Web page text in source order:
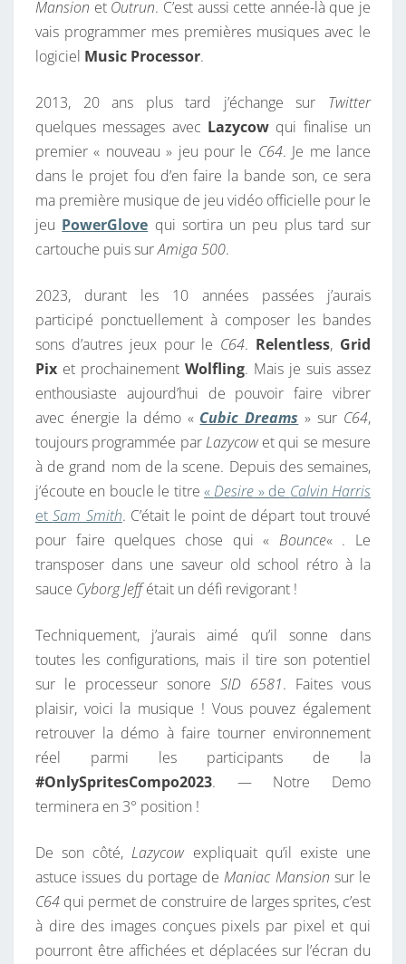
S
I
Mansion et Outrun. C’est aussi cette année-là que je
vais programmer mes premières musiques avec le
logiciel Music Processor.
2013, 20 ans plus tard j’échange sur Twitter
quelques messages avec Lazycow qui finalise un
premier « nouveau » jeu pour le C64. Je me lance
dans le projet fou d’en faire la bande son, ce sera
ma première musique de jeu vidéo officielle pour le
jeu PowerGlove qui sortira un peu plus tard sur
cartouche puis surAmiga 500.
2023, durant les 10 années passées j’aurais
participé ponctuellement à composer les bandes
sons d’autres jeux pour le C64. Relentless, Grid
Pix et prochainement Wolfling. Mais je suis assez
enthousiaste aujourd’hui de pouvoir faire vibrer
avec énergie la démo « Cubic Dreams » sur C64,
toujours programmée parLazycowet qui se mesure
à de grand nom de la scene. Depuis des semaines,
j’écoute en boucle le titre «Desire » de Calvin Harris
etSam Smith. C’était le point de départ tout trouvé
pour faire quelques chose qui « Bounce« . Le
transposer dans une saveur old school rétro à la
sauce Cyborg Jeffétait un défi revigorant !
Techniquement, j’aurais aimé qu’il sonne dans
toutes les configurations, mais il tire son potentiel
sur le processeur sonore SID 6581. Faites vous
plaisir, voici la musique ! Vous pouvez également
retrouver la démo à faire tourner environnement
réel parmi les participants de la
#OnlySpritesCompo2023. — Notre Demo
terminera en 3° position !
De son côté,Lazycowexpliquait qu’il existe une
astuce issues du portage deManiac Mansion sur le
C64 qui permet de construire de larges sprites, c’est
à dire des images conçues pixels par pixel et qui
pourront être affichées et déplacées sur l’écran du